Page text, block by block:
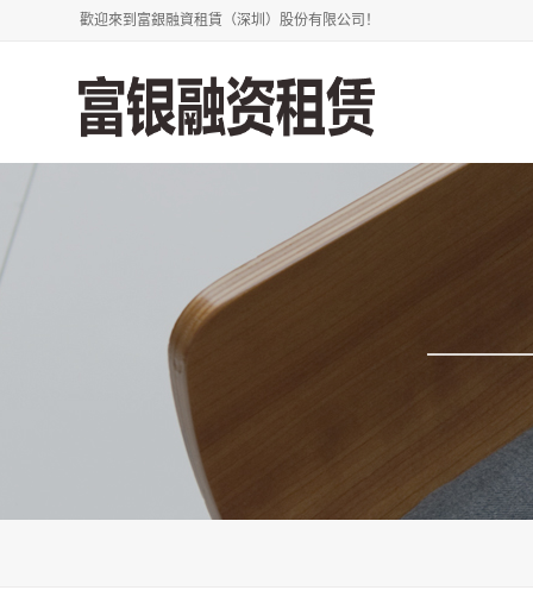
歡迎來到富銀融資租賃（深圳）股份有限公司！